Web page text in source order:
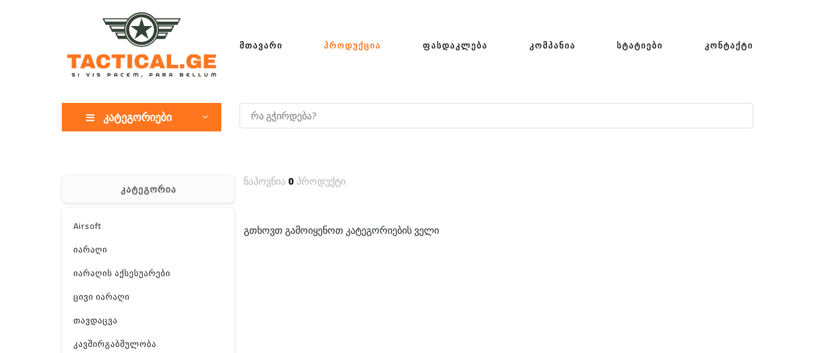
ᲛᲗᲐᲕᲐᲠᲘ ᲞᲠᲝᲓᲣᲥᲪᲘᲐ ᲤᲐᲡᲓᲐᲙᲚᲔᲑᲐ ᲙᲝᲛᲞᲐᲜᲘᲐ ᲡᲢᲐᲢᲘᲔᲑᲘ ᲙᲝᲜᲢᲐᲥᲢᲘ
კატეგორიები
კატეგორია
Airsoft
იარაღი
იარაღის აქსესუარები
ცივი იარაღი
თავდაცვა
კავშირგაბმულობა
ნაპოვნია0 პროდუქტი
გთხოვთ გამოიყენოთ კატეგორიების ველი